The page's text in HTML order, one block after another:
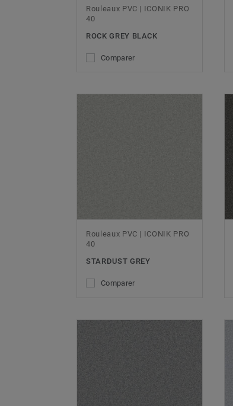
Rouleaux PVC | ICONIK PRO
40
ROCK GREY BLACK
Comparer
Rouleaux PVC | ICONIK PRO
40
STARDUST GREY
Comparer